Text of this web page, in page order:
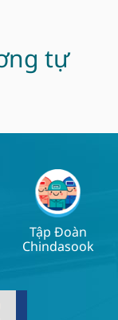
tự
Tập Đoàn
Chindasook